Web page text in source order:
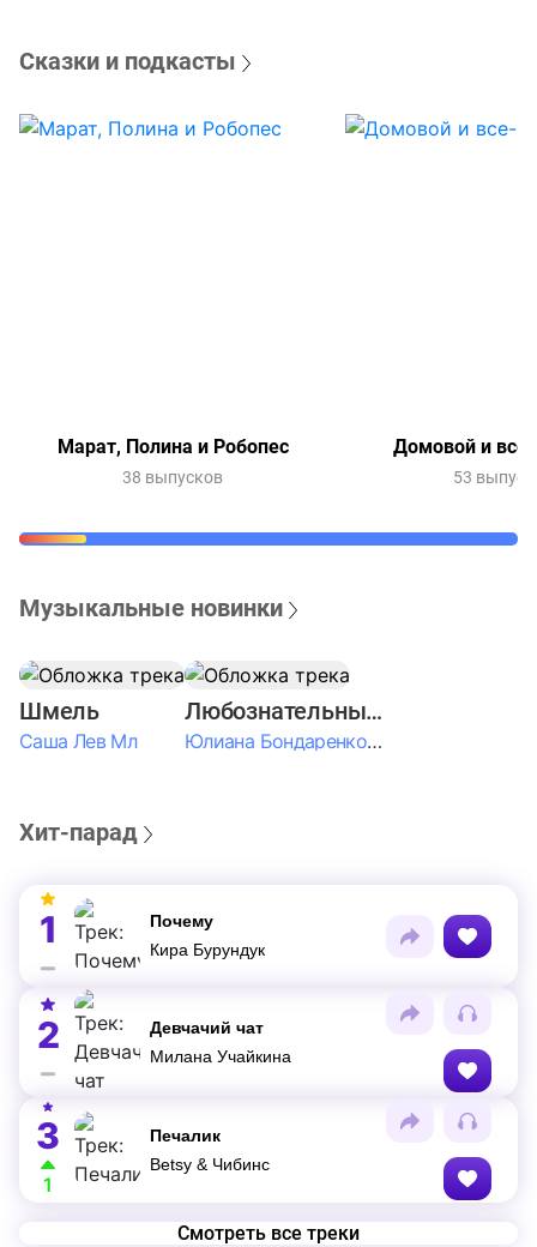
Сказки и подкасты
Марат, Полина и Робопес
38 выпусков
Домовой и все-
53
Музыкальные новинки
Шмель
Саша Лев Мл
Любознательные Дети
Юлиана Бондаренко & Амелия Колпакова & Егор Егоров & Валерия Шевченко & Ксюша Косичкина
Хит-парад
1
Почему
Кира Бурундук
2
Девчачий чат
Милана Учайкина
3
1
Печалик
Betsy & Чибинс
Смотреть все треки